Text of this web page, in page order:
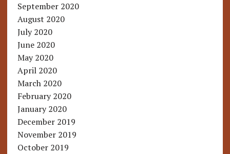
September 2020
August 2020
July 2020
June 2020
May 2020
April 2020
March 2020
February 2020
January 2020
December 2019
November 2019
October 2019